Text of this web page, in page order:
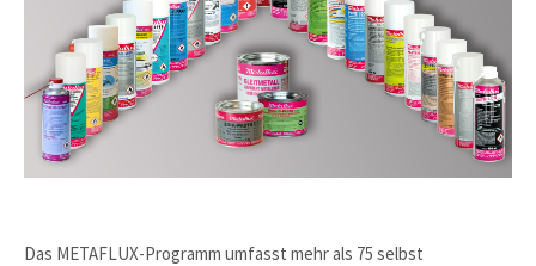
Das METAFLUX-Programm umfasst mehr als 75 selbst